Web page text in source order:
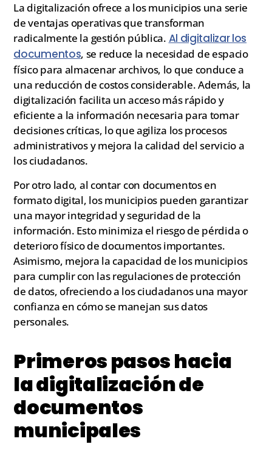
La digitalización ofrece a los municipios una serie
de ventajas operativas que transforman
radicalmente la gestión pública. Al digitalizar los
documentos, se reduce la necesidad de espacio
físico para almacenar archivos, lo que conduce a
una reducción de costos considerable. Además, la
digitalización facilita un acceso más rápido y
eficiente a la información necesaria para tomar
decisiones críticas, lo que agiliza los procesos
administrativos y mejora la calidad del servicio a
los ciudadanos.
Por otro lado, al contar con documentos en
formato digital, los municipios pueden garantizar
una mayor integridad y seguridad de la
información. Esto minimiza el riesgo de pérdida o
deterioro físico de documentos importantes.
Asimismo, mejora la capacidad de los municipios
para cumplir con las regulaciones de protección
de datos, ofreciendo a los ciudadanos una mayor
confianza en cómo se manejan sus datos
personales.
Primeros pasos hacia
la digitalización de
documentos
municipales